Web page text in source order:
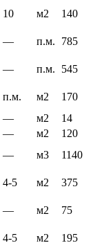
10 м2
140
— п.м.
785
— п.м.
545
п.м. м2
170
— м2
14
— м2
120
— м3
1140
4-5 м2
375
— м2
75
4-5 м2
195